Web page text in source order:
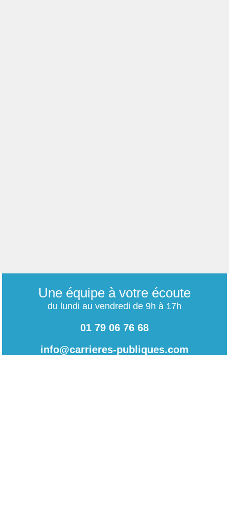
Une équipe à votre écoute
du lundi au vendredi de 9h à 17h
01 79 06 76 68
info@carrieres-publiques.com